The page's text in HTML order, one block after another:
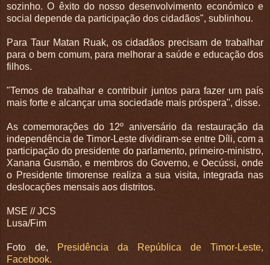
sozinho. O êxito do nosso desenvolvimento económico e
social depende da participação dos cidadãos", sublinhou.
Para Taur Matan Ruak, os cidadãos precisam de trabalhar
para o bem comum, para melhorar a saúde e educação dos
filhos.
"Temos de trabalhar e contribuir juntos para fazer um país
mais forte e alcançar uma sociedade mais próspera", disse.
As comemorações do 12º aniversário da restauração da
independência de Timor-Leste dividiram-se entre Díli, com a
participação do presidente do parlamento, primeiro-ministro,
Xanana Gusmão, e membros do Governo, e Oecússi, onde
o Presidente timorense realiza a sua visita, integrada nas
deslocações mensais aos distritos.
MSE // JCS
Lusa/Fim
Foto de,
Presidência da República de Timor-Leste,
Facebook.